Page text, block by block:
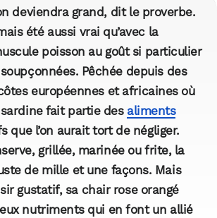
deviendra grand, dit le proverbe.
été aussi vrai qu’avec la
poisson au goût si particulier
Pêchée depuis des
européennes et africaines où
fait partie des aliments
l’on aurait tort de négliger.
grillée, marinée ou frite, la
de mille et une façons. Mais
gustatif, sa chair rose orangé
nutriments qui en font un allié